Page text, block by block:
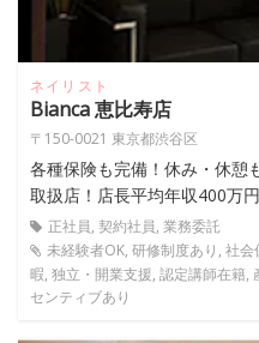
ネイリスト
Bianca 恵比寿店
〒150-0021 東京都渋谷区
各種保険も完備！休み・休憩
取扱店！店長平均年収400万
正社員, 契約社員, 業務委託
未経験者OK, 研修制度あり, 社
暇, 独立・開業支援, 認定講師在籍,
センティブあり